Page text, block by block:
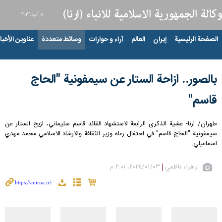
٨ آب ٢٠٢٦
الصفحة الرئيسية إيران العالم آراء و حوارات وسائط متعددة عناوين
بالصور.. ازاحة الستار عن سيمفونية "الحاج
قاسم"
طهران/ ارنا- عشية الذكرى الرابعة لاستشهاد القائد قاسم سليماني، ازيح الستار عن
سيمفونية "الحاج قاسم" في احتفال رعاه وزير الثقافة والارشاد الاسلامي محمد مهدي
اسماعيلي.
زهراء ناظمي ٠٣‏/٠١‏/٢٠٢٤، ٢:٠١ م